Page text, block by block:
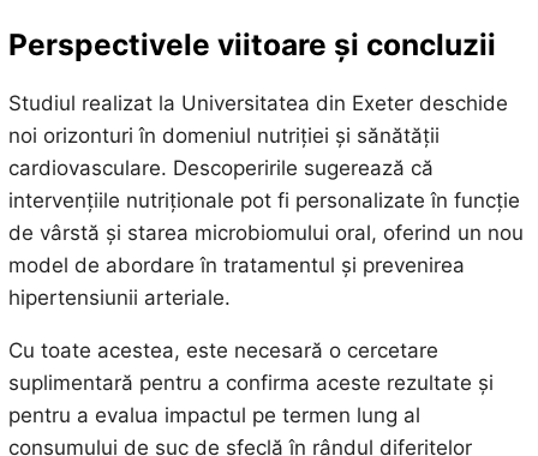
Perspectivele viitoare și concluzii
Studiul realizat la Universitatea din Exeter deschide
noi orizonturi în domeniul nutriției și sănătății
cardiovasculare. Descoperirile sugerează că
intervențiile nutriționale pot fi personalizate în funcție
de vârstă și starea microbiomului oral, oferind un nou
model de abordare în tratamentul și prevenirea
hipertensiunii arteriale.
Cu toate acestea, este necesară o cercetare
suplimentară pentru a confirma aceste rezultate și
pentru a evalua impactul pe termen lung al
consumului de suc de sfeclă în rândul diferitelor